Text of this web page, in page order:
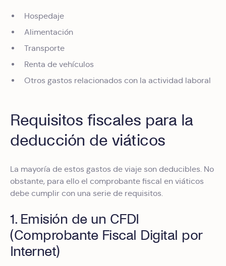
Hospedaje
Alimentación
Transporte
Renta de vehículos
Otros gastos relacionados con la actividad laboral
Requisitos fiscales para la
deducción de viáticos
La mayoría de estos gastos de viaje son deducibles. No
obstante, para ello el comprobante fiscal en viáticos
debe cumplir con una serie de requisitos.
1. Emisión de un CFDI
(Comprobante Fiscal Digital por
Internet)